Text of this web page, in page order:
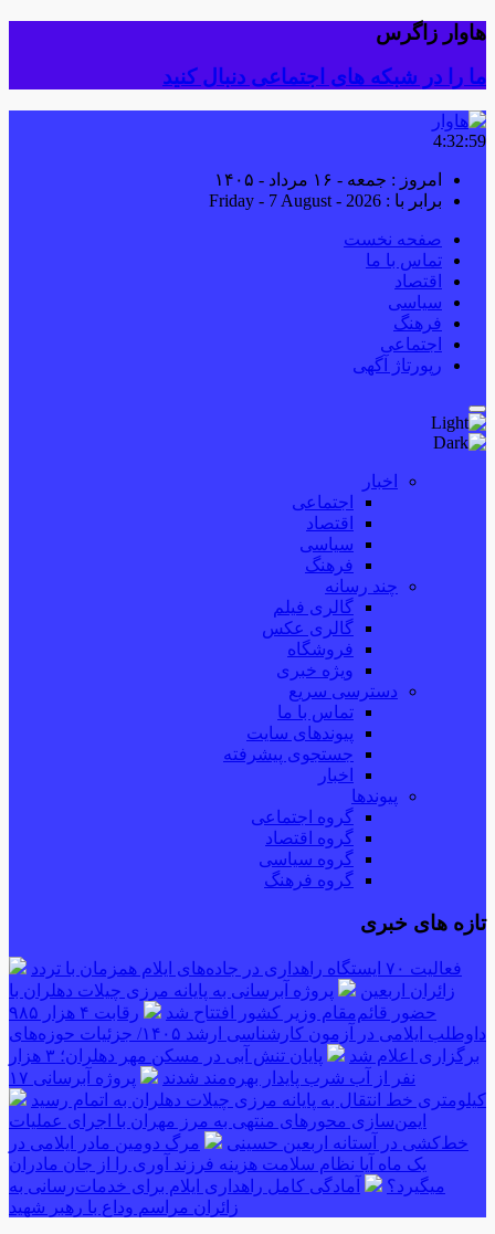
هاوار زاگرس
ما را در شبکه های اجتماعی دنبال کنید
4:32:59
امروز : جمعه - ۱۶ مرداد - ۱۴۰۵
برابر با : Friday - 7 August - 2026
صفحه نخست
تماس با ما
اقتصاد
سیاسی
فرهنگ
اجتماعی
رپورتاژ آگهی
اخبار
اجتماعی
اقتصاد
سیاسی
فرهنگ
چند رسانه
گالری فیلم
گالری عکس
فروشگاه
ویژه خبری
دسترسی سریع
تماس با ما
پیوندهای سایت
جستجوی پیشرفته
اخبار
پیوندها
گروه اجتماعی
گروه اقتصاد
گروه سیاسی
گروه فرهنگ
تازه های خبری
فعالیت ۷۰ ایستگاه راهداری در جاده‌های ایلام همزمان با تردد
زائران اربعین
پروژه آبرسانی به پایانه مرزی چیلات دهلران با
حضور قائم‌مقام وزیر کشور افتتاح شد
رقابت ۴ هزار ۹۸۵
داوطلب ایلامی در آزمون کارشناسی ارشد ۱۴۰۵/ جزئیات حوزه‌های
برگزاری اعلام شد
پایان تنش آبی در مسکن مهر دهلران؛ ۳ هزار
نفر از آب شرب پایدار بهره‌مند شدند
پروژه آبرسانی ۱۷
کیلومتری خط انتقال به پایانه مرزی چیلات دهلران به اتمام رسید
ایمن‌سازی محورهای منتهی به مرز مهران با اجرای عملیات
خط‌کشی در آستانه اربعین حسینی
مرگ دومین مادر ایلامی در
یک ماه آیا نظام سلامت هزینه فرزند آوری را از جان مادران
میگیرد؟
آمادگی کامل راهداری ایلام برای خدمات‌رسانی به
زائران مراسم وداع با رهبر شهید